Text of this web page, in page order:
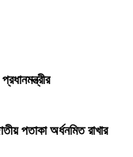
পতাকা অর্ধনমিত রাখার